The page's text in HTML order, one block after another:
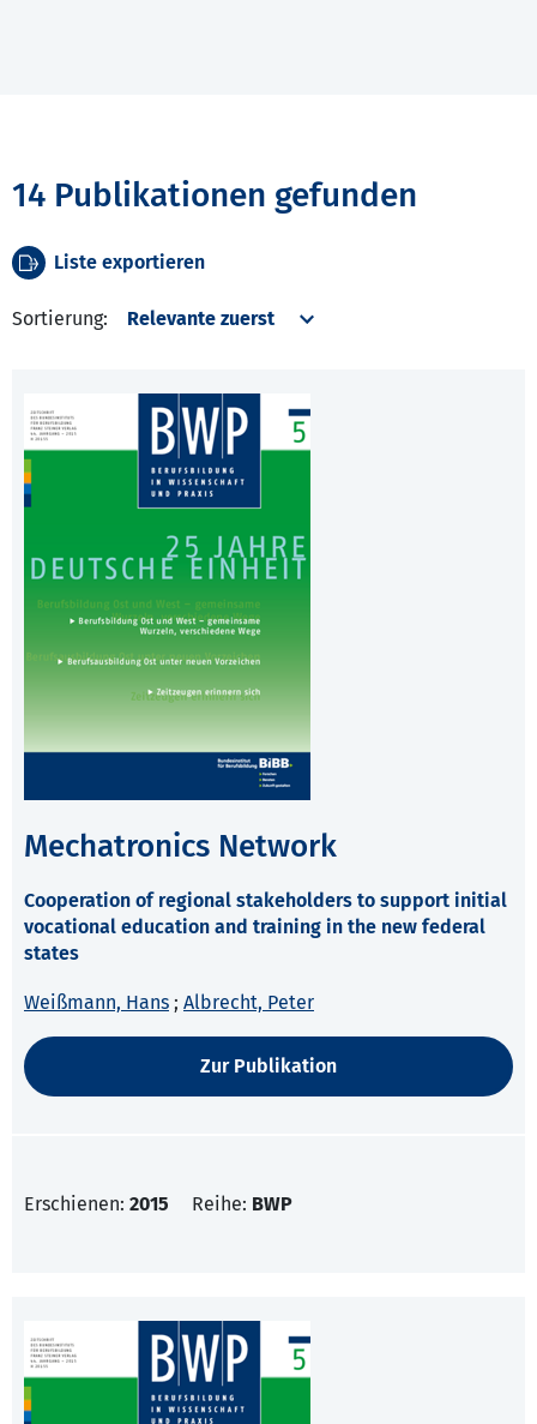
14 Publikationen gefunden
Liste exportieren
Sortierung:
Mechatronics Network
Cooperation of regional stakeholders to support initial
vocational education and training in the new federal
states
Weißmann, Hans ; Albrecht, Peter
Zur Publikation
Erschienen: 2015 Reihe: BWP